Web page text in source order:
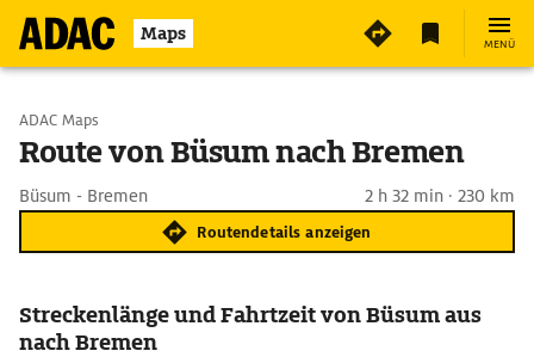
Maps MENÜ
Start wählen
ADAC Maps
Route von Büsum nach Bremen
Büsum - Bremen 2 h 32 min · 230 km
Routendetails anzeigen
Streckenlänge und Fahrtzeit von Büsum aus
nach Bremen